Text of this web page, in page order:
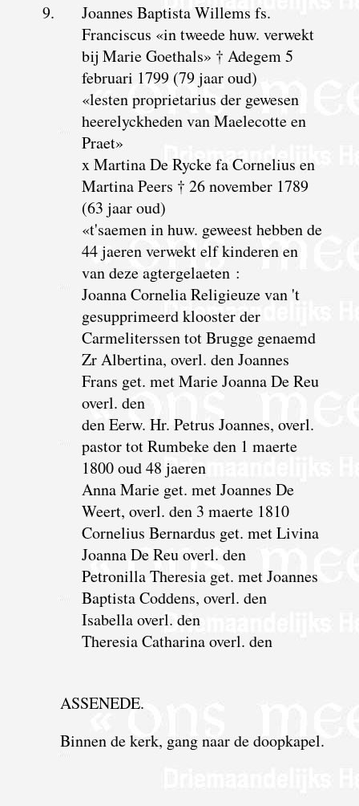
9.
Joannes Baptista Willems fs.
Franciscus «in tweede huw. verwekt
bij Marie Goethals» † Adegem 5
februari 1799 (79 jaar oud)
«lesten proprietarius der gewesen
heerelyckheden van Maelecotte en
Praet»
x Martina De Rycke fa Cornelius en
Martina Peers † 26 november 1789
(63 jaar oud)
«t'saemen in huw. geweest hebben de
44 jaeren verwekt elf kinderen en
van deze agtergelaeten :
Joanna Cornelia Religieuze van 't
gesupprimeerd klooster der
Carmeliterssen tot Brugge genaemd
Zr Albertina, overl. den Joannes
Frans get. met Marie Joanna De Reu
overl. den
den Eerw. Hr. Petrus Joannes, overl.
pastor tot Rumbeke den 1 maerte
1800 oud 48 jaeren
Anna Marie get. met Joannes De
Weert, overl. den 3 maerte 1810
Cornelius Bernardus get. met Livina
Joanna De Reu overl. den
Petronilla Theresia get. met Joannes
Baptista Coddens, overl. den
Isabella overl. den
Theresia Catharina overl. den
ASSENEDE.
Binnen de kerk, gang naar de doopkapel.